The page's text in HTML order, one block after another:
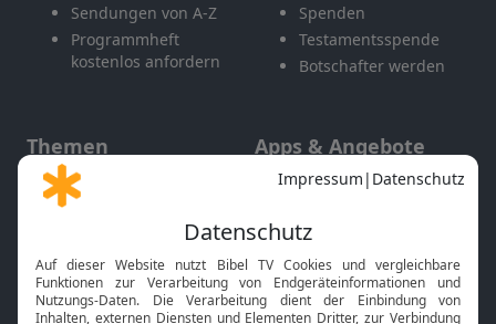
Sendungen von A-Z
Programmheft
kostenlos anfordern
Spenden
Testamentsspende
Botschafter werden
Themen
Gott und Bibel erklärt
Neuigkeiten
Apps & Angebote
Mobile App
Smart TV
HbbTV